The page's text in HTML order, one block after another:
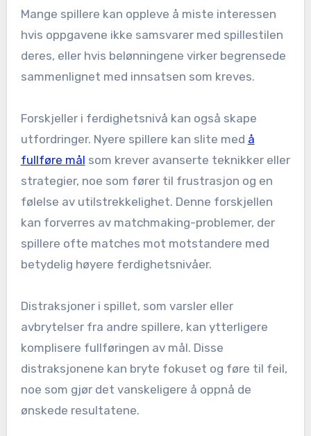
Mange spillere kan oppleve å miste interessen
hvis oppgavene ikke samsvarer med spillestilen
deres, eller hvis belønningene virker begrensede
sammenlignet med innsatsen som kreves.
Forskjeller i ferdighetsnivå kan også skape
utfordringer. Nyere spillere kan slite med å
fullføre mål som krever avanserte teknikker eller
strategier, noe som fører til frustrasjon og en
følelse av utilstrekkelighet. Denne forskjellen
kan forverres av matchmaking-problemer, der
spillere ofte matches mot motstandere med
betydelig høyere ferdighetsnivåer.
Distraksjoner i spillet, som varsler eller
avbrytelser fra andre spillere, kan ytterligere
komplisere fullføringen av mål. Disse
distraksjonene kan bryte fokuset og føre til feil,
noe som gjør det vanskeligere å oppnå de
ønskede resultatene.